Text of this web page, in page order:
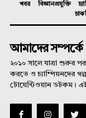
খবর বিজ্ঞানপ্রযুক্তি
আমাদের সম্পর্কে
২০১০ সালে যাত্রা শুরুর
করতে ও চ্যাম্পিয়নদের
টোয়েন্টিওয়ান ডটকম।